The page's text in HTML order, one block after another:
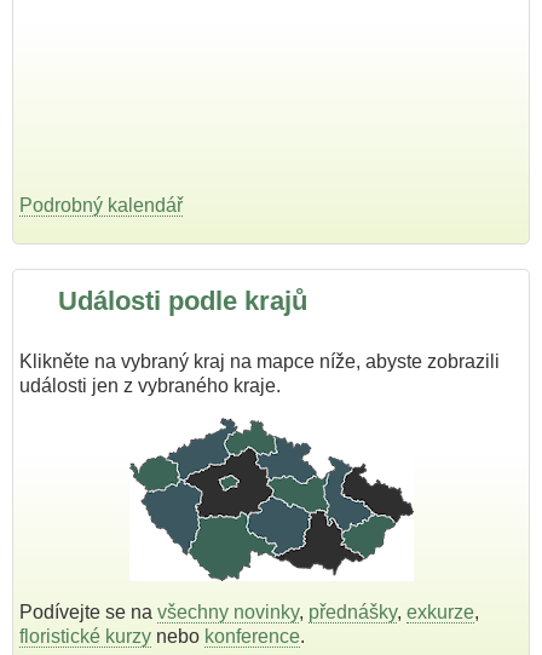
Podrobný kalendář
Události podle krajů
Klikněte na vybraný kraj na mapce níže, abyste zobrazili
události jen z vybraného kraje.
Podívejte se na všechny novinky, přednášky, exkurze,
floristické kurzy nebo konference.